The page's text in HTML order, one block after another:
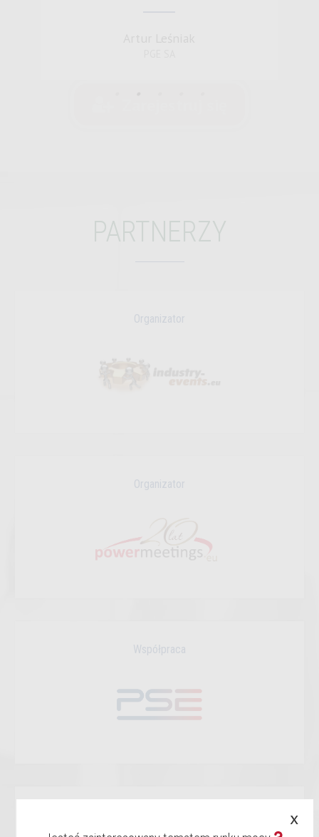
PARTNERZY
Organizator
Organizator
Współpraca
x